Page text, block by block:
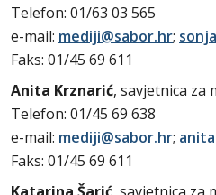
Telefon: 01/63 03 565
e-mail: mediji@sabor.hr;
Faks: 01/45 69 611
Anita Krznarić, savjetnica za
Telefon: 01/45 69 638
e-mail: mediji@sabor.hr;
Faks: 01/45 69 611